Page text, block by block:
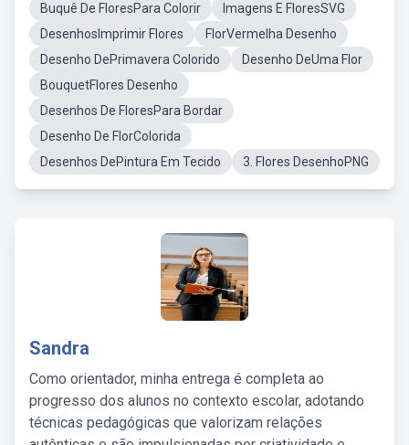
Buquê De FloresPara Colorir
Imagens E FloresSVG
DesenhosImprimir Flores
FlorVermelha Desenho
Desenho DePrimavera Colorido
Desenho DeUma Flor
BouquetFlores Desenho
Desenhos De FloresPara Bordar
Desenho De FlorColorida
Desenhos DePintura Em Tecido
3. Flores DesenhoPNG
Sandra
Como orientador, minha entrega é completa ao
progresso dos alunos no contexto escolar, adotando
técnicas pedagógicas que valorizam relações